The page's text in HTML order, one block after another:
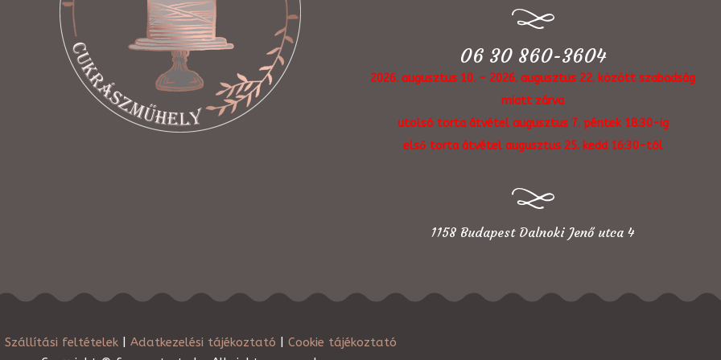
06 30 860-3604
2026. augusztus 10. - 2026. augusztus 22. között szabadság
miatt zárva
utolsó torta átvétel augusztus 7. péntek 18:30-ig
első torta átvétel augusztus 25. kedd 16:30-tól
1158 Budapest Dalnoki Jenő utca 4
Szállítási feltételek| Adatkezelési tájékoztató
Cookie tájékoztató